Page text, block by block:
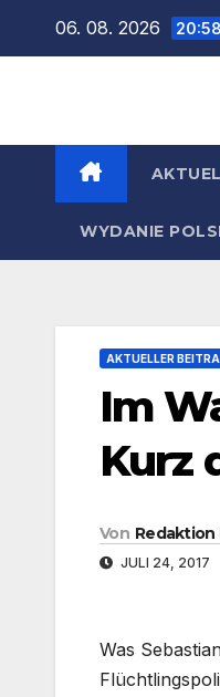
06. 08. 2026 20:58
WYDANIE
AKTUELLER
Im
Kurz
Von Redaktion
JULI 24, 2017
Was